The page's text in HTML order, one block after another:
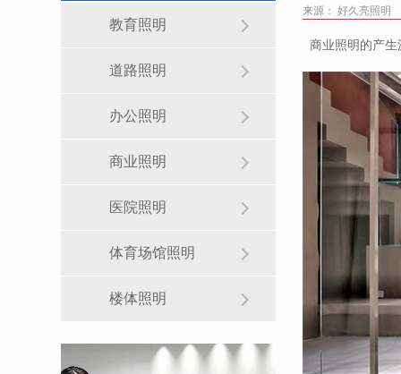
来源： 好久亮照明
商业照明的产
教育照明
道路照明
办公照明
商业照明
医院照明
体育场馆照明
楼体照明